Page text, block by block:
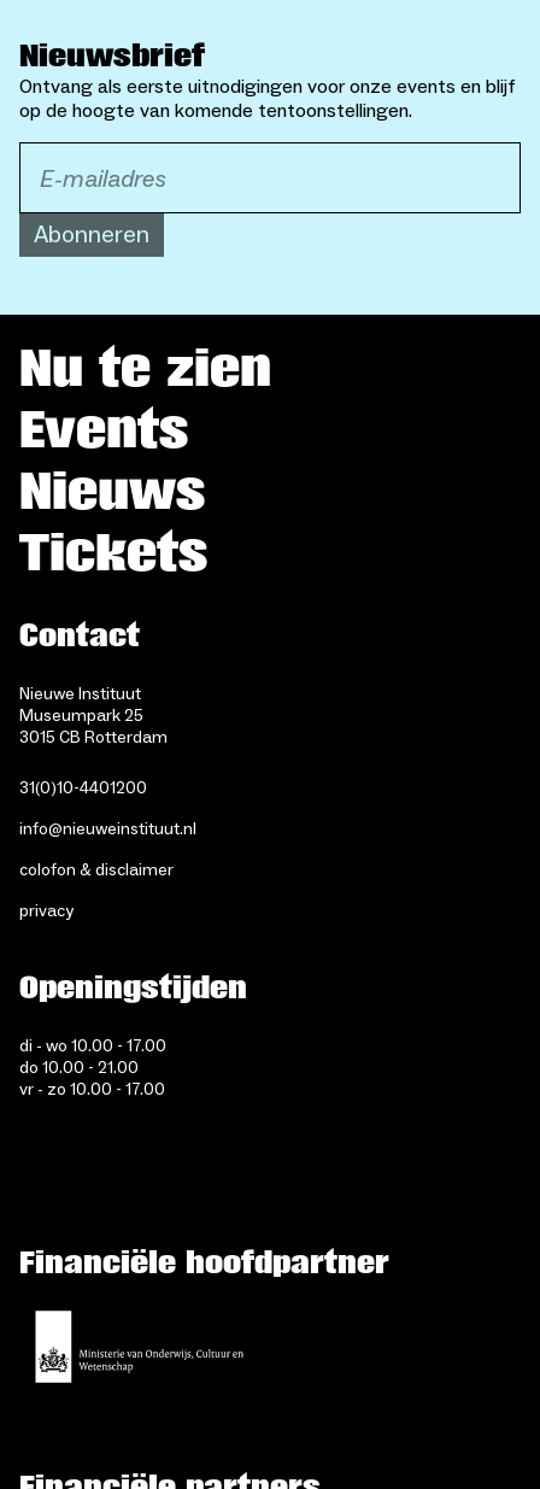
Nieuwsbrief
Ontvang als eerste uitnodigingen voor onze events en blijf
op de hoogte van komende tentoonstellingen.
Abonneren
Nu te zien
Events
Nieuws
Tickets
Contact
Nieuwe Instituut
Museumpark 25
3015 CB Rotterdam
31(0)10-4401200
info@nieuweinstituut.nl
colofon & disclaimer
privacy
Openingstijden
di - wo 10.00 - 17.00
do 10.00 - 21.00
vr - zo 10.00 - 17.00
Financiële hoofdpartner